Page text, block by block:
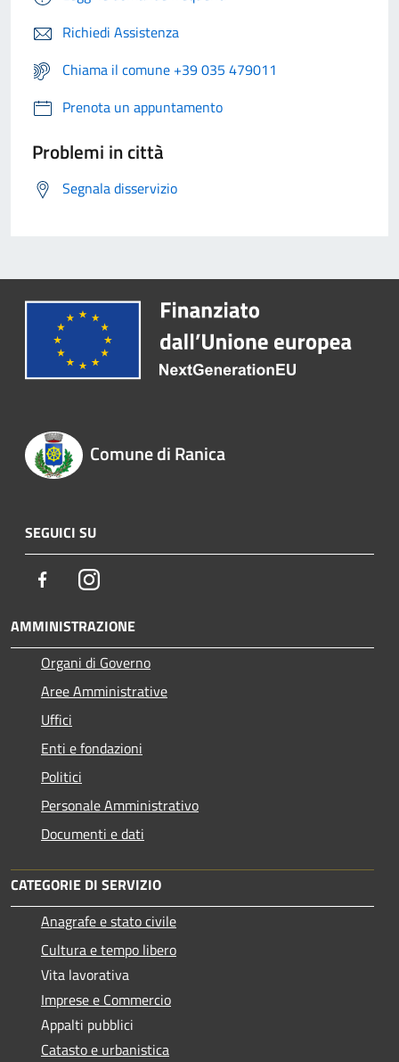
Richiedi Assistenza
Chiama il comune +39 035 479011
Prenota un appuntamento
Problemi in città
Segnala disservizio
Comune di Ranica
SEGUICI SU
FacebookInstagram
AMMINISTRAZIONE
Organi di Governo
Aree Amministrative
Uffici
Enti e fondazioni
Politici
Personale Amministrativo
Documenti e dati
CATEGORIE DI SERVIZIO
Anagrafe e stato civile
Cultura e tempo libero
Vita lavorativa
Imprese e Commercio
Appalti pubblici
Catasto e urbanistica